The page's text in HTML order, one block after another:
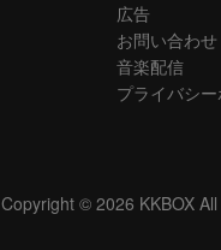
広告
お問い合わせ
音楽配信
プライバシ
Copyright © 2026 KKBOX